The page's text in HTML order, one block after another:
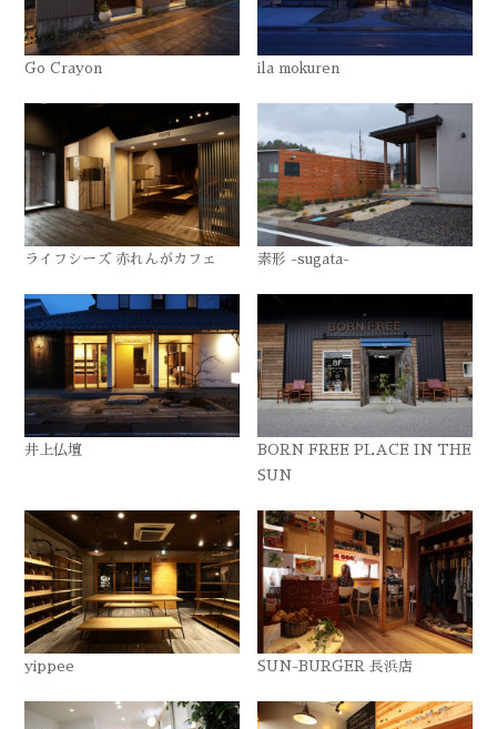
Go Crayon ila mokuren
ライフシーズ 赤れんがカフェ 素形 -sugata-
井上仏壇
BORN FREE PLACE IN THE
SUN
yippee SUN-BURGER 長浜店